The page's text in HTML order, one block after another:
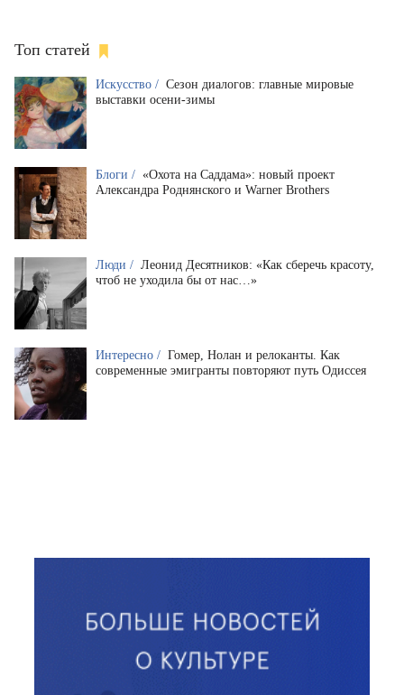
Топ статей
Искусство / Сезон диалогов: главные мировые
выставки осени-зимы
Блоги / «Охота на Саддама»: новый проект
Александра Роднянского и Warner Brothers
Люди / Леонид Десятников: «Как сберечь красоту,
чтоб не уходила бы от нас…»
Интересно / Гомер, Нолан и релоканты. Как
современные эмигранты повторяют путь Одиссея